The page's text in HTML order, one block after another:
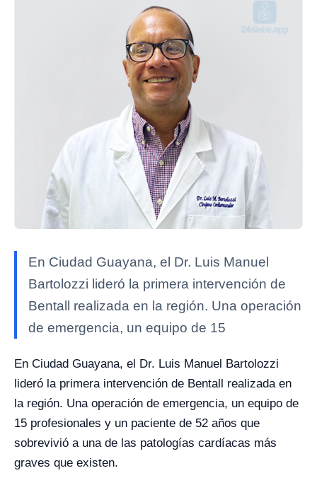
En Ciudad Guayana, el Dr. Luis Manuel
Bartolozzi lideró la primera intervención de
Bentall realizada en la región. Una operación
de emergencia, un equipo de 15
En Ciudad Guayana, el Dr. Luis Manuel Bartolozzi
lideró la primera intervención de Bentall realizada en
la región. Una operación de emergencia, un equipo de
15 profesionales y un paciente de 52 años que
sobrevivió a una de las patologías cardíacas más
graves que existen.